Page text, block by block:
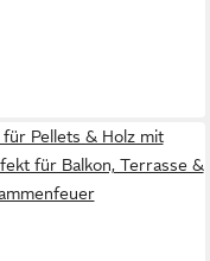
Pellets & Holz mit
für Balkon, Terrasse &